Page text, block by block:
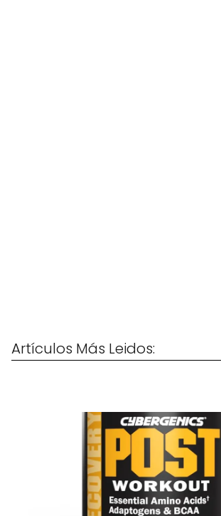
Artículos Más Leidos: